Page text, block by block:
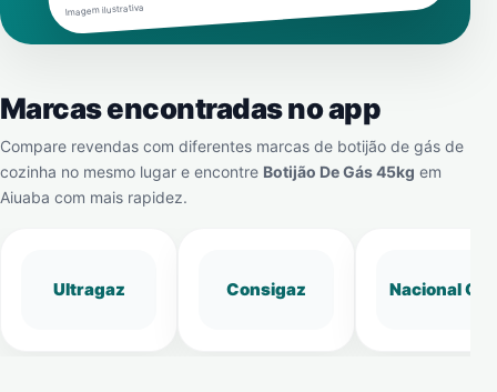
Imagem ilustrativa
Marcas encontradas no app
Compare revendas com diferentes marcas de botijão de gás de
cozinha no mesmo lugar e encontre Botijão De Gás 45kg em
Aiuaba com mais rapidez.
Ultragaz Consigaz Nacional Gás